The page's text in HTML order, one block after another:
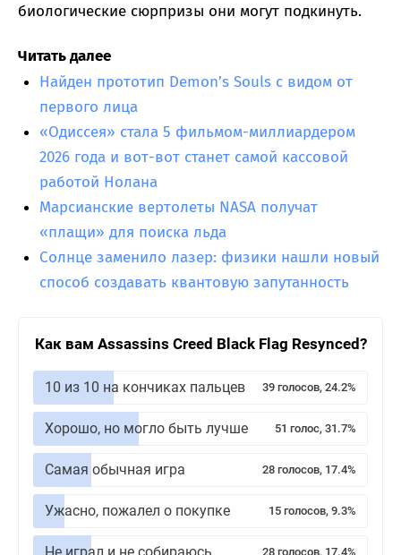
биологические сюрпризы они могут подкинуть.
Читать далее
Найден прототип Demon’s Souls с видом от
первого лица
«Одиссея» стала 5 фильмом-миллиардером
2026 года и вот-вот станет самой кассовой
работой Нолана
Марсианские вертолеты NASA получат
«плащи» для поиска льда
Солнце заменило лазер: физики нашли новый
способ создавать квантовую запутанность
Как вам Assassins Creed Black Flag Resynced?
10 из 10 на кончиках пальцев 39 голосов, 24.2%
Хорошо, но могло быть лучше 51 голос, 31.7%
Самая обычная игра 28 голосов, 17.4%
Ужасно, пожалел о покупке 15 голосов, 9.3%
Не играл и не собираюсь 28 голосов, 17.4%